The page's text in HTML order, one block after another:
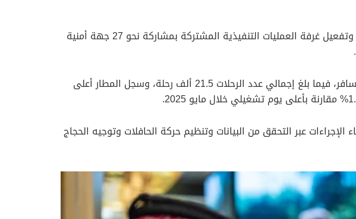
وأضاف الرئيس التنفيذي أنه تم تجهيز 20 استراحة مكيفة في المنطقة العامة بمجمع الصالات، وتفعيل غرفة العمليات التنفيذية المشتركة بمشاركة نحو 27 جهة أمنية
وأشار إلى أن مطار الملك عبدالعزيز الدولي استقبل خلال شهر مايو الماضي أكثر من 3 ملايين مسافر، فيما بلغ إجمالي عدد الرحلات 21.5 ألف رحلة، وسجل المطار أعلى
عبر التحقق من البيانات وتنظيم حركة الحافلات وتوجيه الحجاج